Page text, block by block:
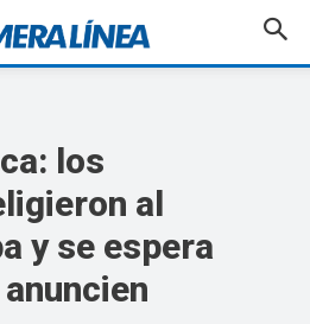
los
al
y se espera